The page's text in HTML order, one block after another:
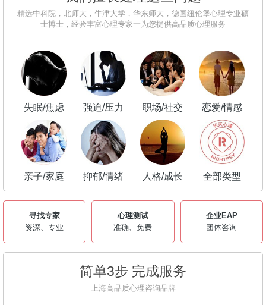
精选中科院，北师大，牛津大学，华东师大，德国纽伦堡心理专业硕
士博士，经验丰富心理专家一为您提供高品质心理服务
失眠/焦虑 强迫/压力 职场/社交 恋爱/情感
亲子/家庭 抑郁/情绪 人格/成长 全部类型
寻找专家
资深、专业
心理测试
准确、免费
企业EAP
团体咨询
简单3步 完成服务
上海高品质心理咨询品牌